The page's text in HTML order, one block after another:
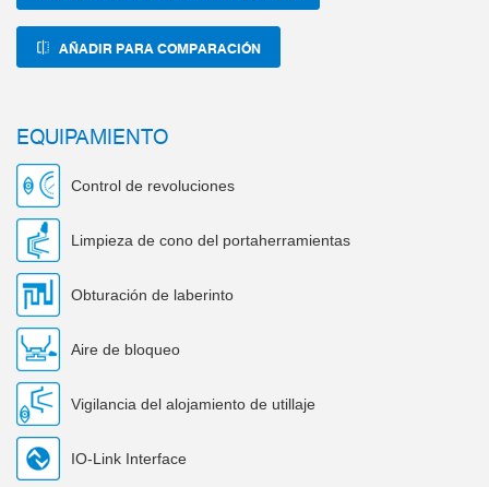
AÑADIR PARA COMPARACIÓN
EQUIPAMIENTO
Control de revoluciones
Limpieza de cono del portaherramientas
Obturación de laberinto
Aire de bloqueo
Vigilancia del alojamiento de utillaje
IO-Link Interface